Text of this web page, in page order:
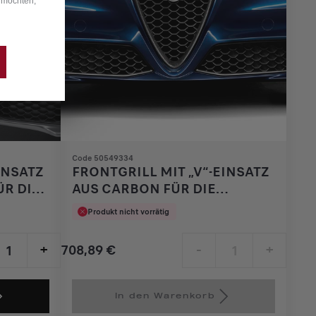
DIE
+
Code 50549334
FRONTGRILL MIT „V“-EINSATZ
AUS CARBON FÜR DIE
VELOCE-VERSION
Produkt nicht vorrätig
708,89€ - +
In den Warenkorb